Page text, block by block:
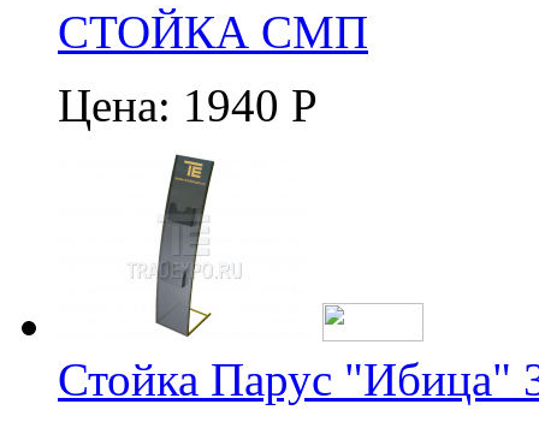
СТОЙКА СМП
Цена: 1940 Р
Стойка Парус "Ибица"